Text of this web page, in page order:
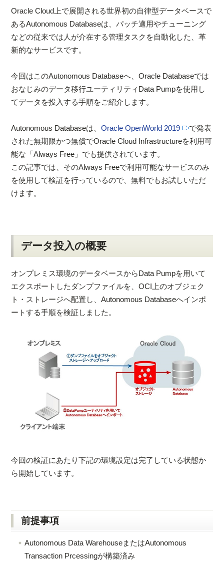
Oracle Cloud上で展開される世界初の自律型データベースで
あるAutonomous Databaseは、パッチ適用やチューニング
などの従来では人が介在する管理タスクを自動化した、革
新的なサービスです。
今回はこのAutonomous Databaseへ、Oracle Databaseでは
おなじみのデータ移行ユーティリティData Pumpを使用し
てデータを投入する手順をご紹介します。
Autonomous Databaseは、Oracle OpenWorld 2019
で発表
された無期限かつ無償でOracle Cloud Infrastructureを利用可
能な「Always Free」でも提供されています。
この記事では、そのAlways Freeで利用可能なサービスのみ
を使用して検証を行っているので、無料でもお試しいただ
けます。
データ投入の概要
オンプレミス環境のデータベースからData Pumpを用いて
エクスポートしたダンプファイルを、OCI上のオブジェク
ト・ストレージへ配置し、Autonomous Databaseへインポ
ートする手順を検証しました。
今回の検証にあたり下記の環境設定は完了している状態か
ら開始しています。
前提事項
Autonomous Data WarehouseまたはAutonomous
Transaction Prcessingが構築済み